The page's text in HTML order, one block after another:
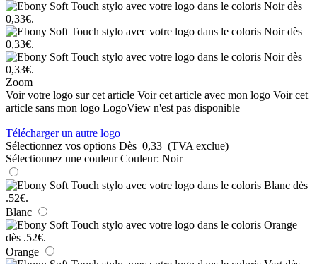
Zoom
Voir votre logo sur cet article Voir cet article avec mon logo Voir cet
article sans mon logo LogoView n'est pas disponible
Télécharger un autre logo
Sélectionnez vos options Dès 0,33 (TVA exclue)
Sélectionnez une couleur Couleur: Noir
Blanc
Orange